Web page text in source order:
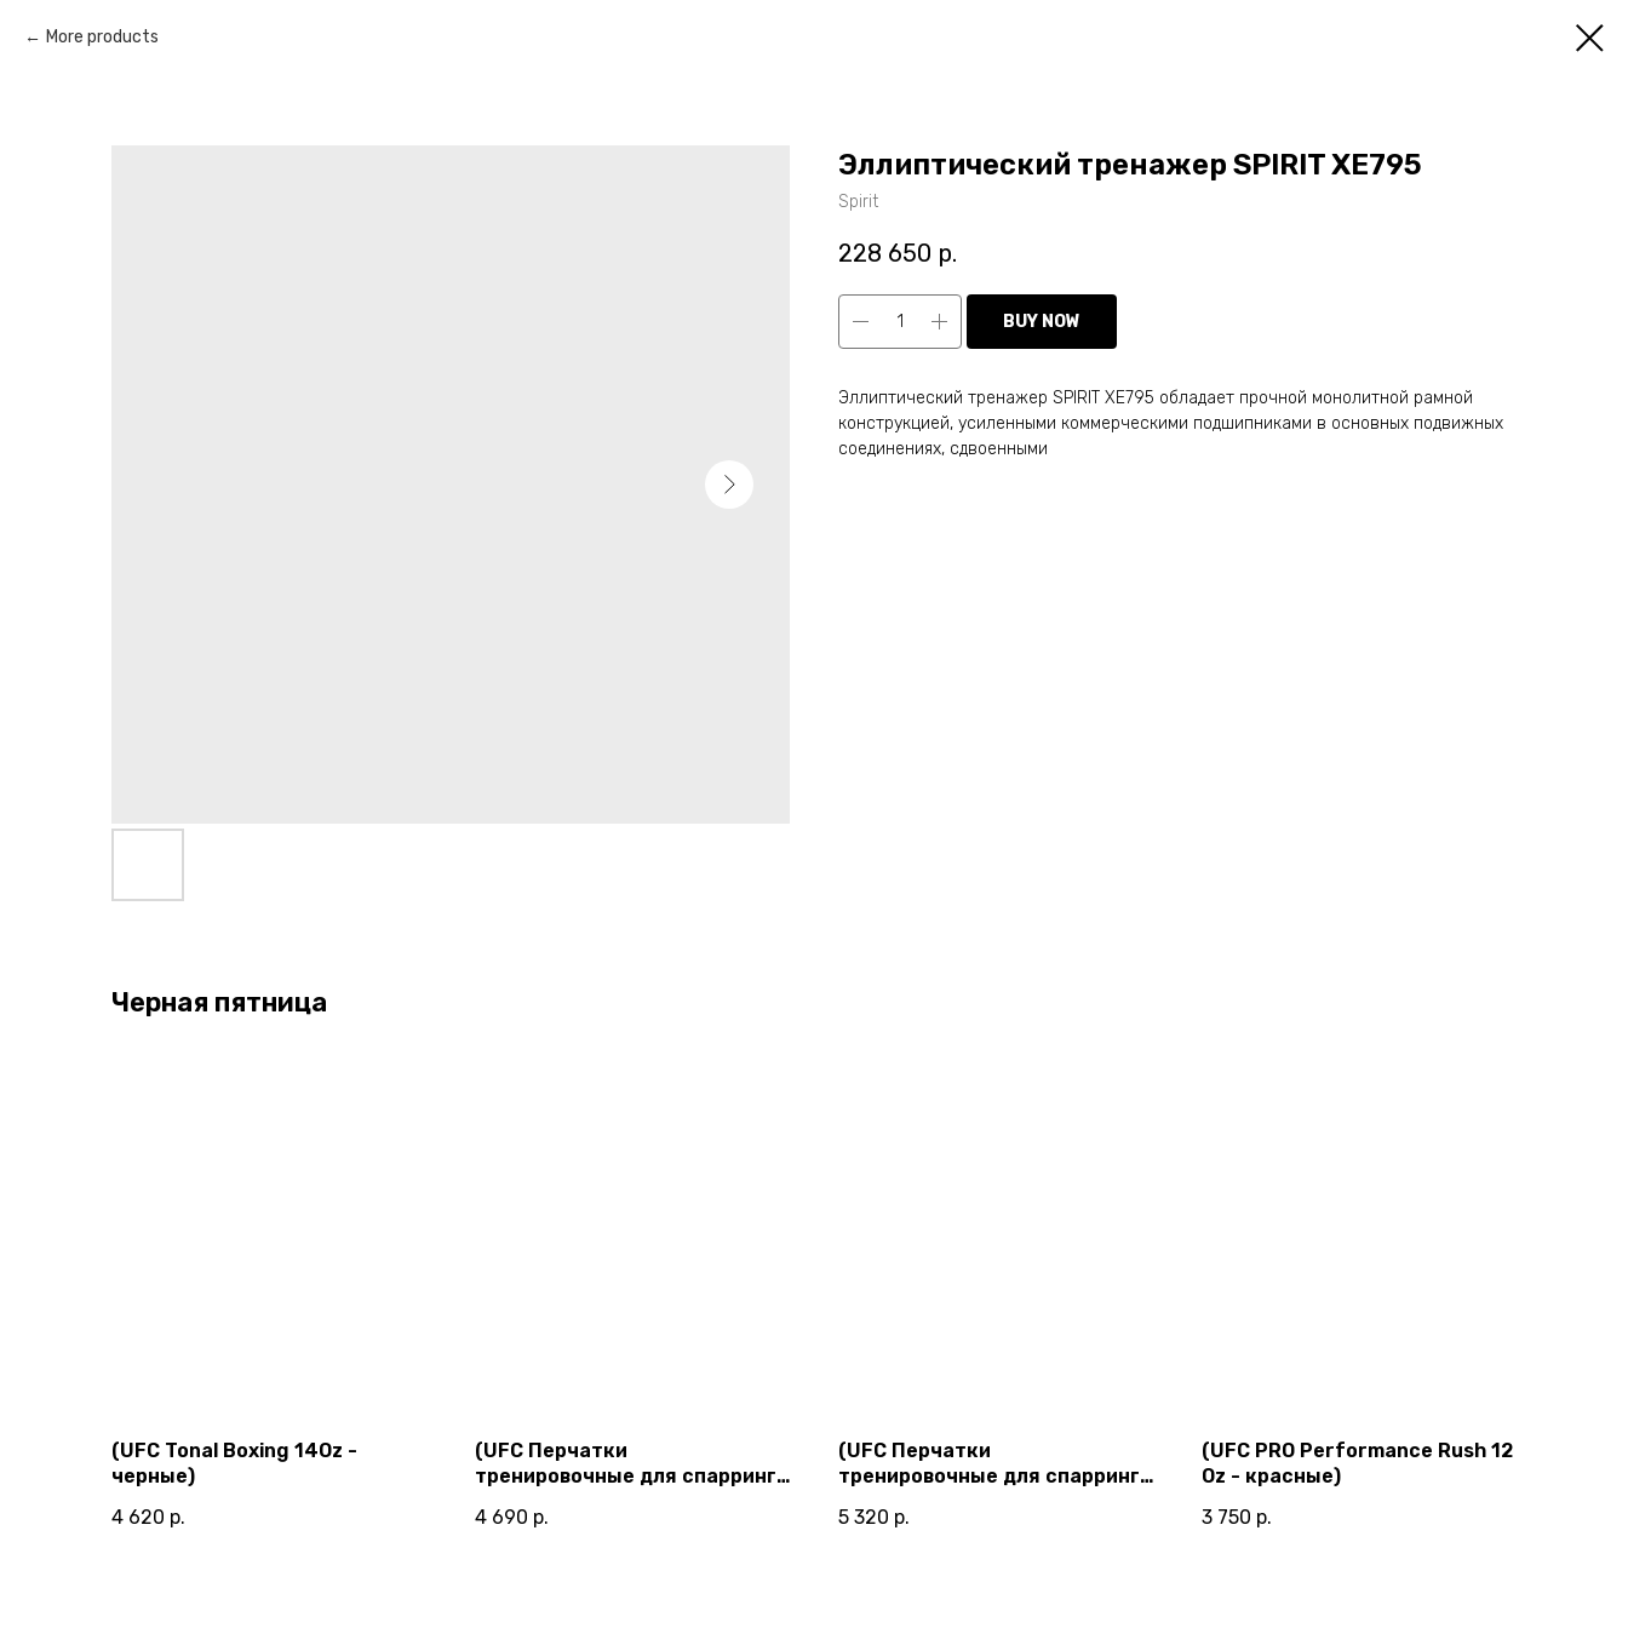
More products
Эллиптический тренажер SPIRIT XE795
Spirit
228 650 р.
BUY NOW
Эллиптический тренажер SPIRIT XE795 обладает прочной монолитной рамной
конструкцией, усиленными коммерческими подшипниками в основных подвижных
соединениях, сдвоенными
Черная пятница
(UFC Tonal Boxing 14Oz -
черные)
4 620 р.
(UFC Перчатки
тренировочные для спарринга
4 690 р.
(UFC Перчатки
тренировочные для спарринга
5 320 р.
(UFC PRO Performance Rush 12
Oz - красные)
3 750 р.